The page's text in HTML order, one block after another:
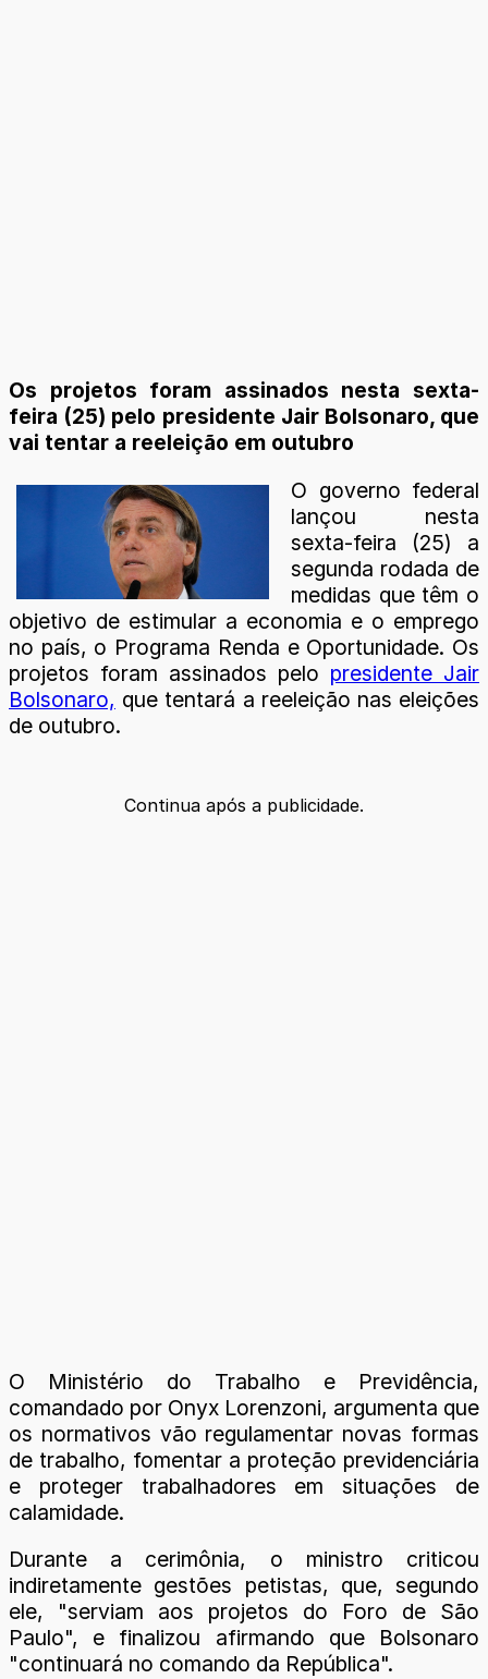
Os projetos foram assinados nesta sexta-
feira (25) pelo presidente Jair Bolsonaro, que
vai tentar a reeleição em outubro
O governo federal
lançou nesta
sexta-feira (25) a
segunda rodada de
medidas que têm o
objetivo de estimular a economia e o emprego
no país, o Programa Renda e Oportunidade. Os
projetos foram assinados pelo presidente Jair
Bolsonaro, que tentará a reeleição nas eleições
de outubro.
Continua após a publicidade.
O Ministério do Trabalho e Previdência,
comandado por Onyx Lorenzoni, argumenta que
os normativos vão regulamentar novas formas
de trabalho, fomentar a proteção previdenciária
e proteger trabalhadores em situações de
calamidade.
Durante a cerimônia, o ministro criticou
indiretamente gestões petistas, que, segundo
ele, "serviam aos projetos do Foro de São
Paulo", e finalizou afirmando que Bolsonaro
"continuará no comando da República".